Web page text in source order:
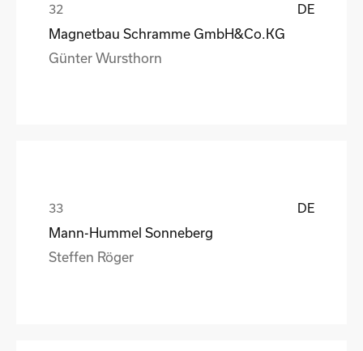
DE
Magnetbau Schramme GmbH&Co.KG
Günter Wursthorn
DE
Mann-Hummel Sonneberg
Steffen Röger